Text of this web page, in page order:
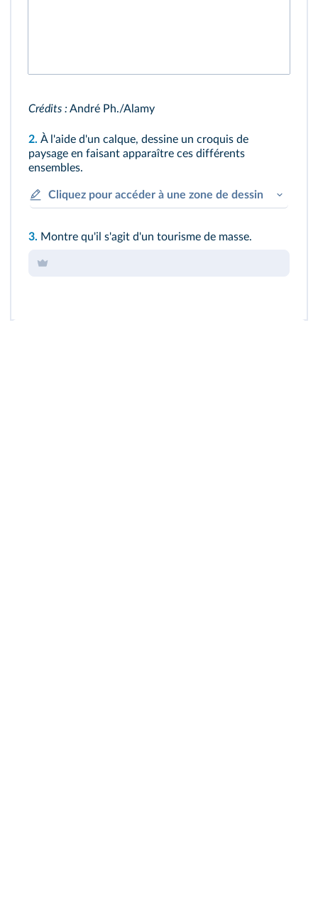
Crédits :André Ph./Alamy
2. À l'aide d'un calque, dessine un croquis de
paysage en faisant apparaître ces différents
ensembles.
Cliquez pour accéder à une zone de dessin
3. Montre qu'il s'agit d'un tourisme de masse.